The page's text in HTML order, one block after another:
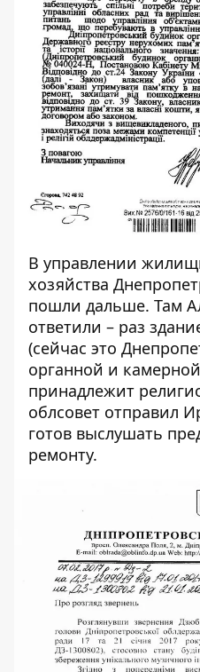
В управлении
хозяйства
пошли дальше. Там
ответили – раз
(сейчас это
органной и
принадлежит
облсовет отправил
готов выслушать
ремонту.